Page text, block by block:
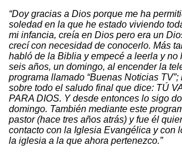
“Doy gracias a Dios porque me ha
soledad en la que he estado viviendo
mi infancia, creía en Dios pero era un
crecí con necesidad de conocerlo. Más
habló de la Biblia y empecé a leerla y no
seis años, un domingo, al encender la
programa llamado “Buenas Noticias
sobre todo el saludo final que dice: TÚ
PARA DIOS. Y desde entonces lo sigo
domingo. También mediante este
pastor (hace tres años atrás) y fue él
contacto con la Iglesia Evangélica y con
la iglesia a la que ahora pertenezco.”